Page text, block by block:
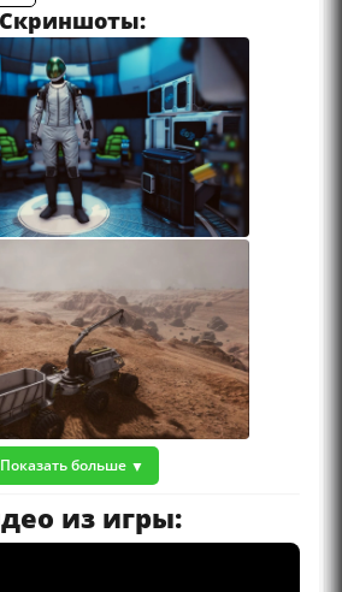
Скриншоты:
Показать больше
из игры: